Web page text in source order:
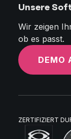
Unsere
Wir zeigen
ob es passt.
DEMO
ZERTIFIZIERT